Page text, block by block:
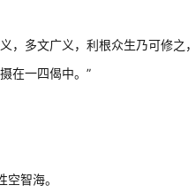
，多文广义，利根众生乃可修之
在一四偈中。”
智海。